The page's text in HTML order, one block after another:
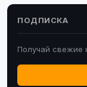
ПОДПИСКА
Получай свежие